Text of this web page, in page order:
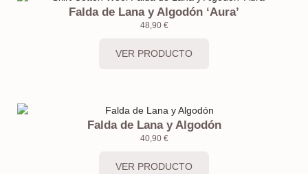
Falda de Lana y Algodón ‘Aura’
48,90 €
VER PRODUCTO
Falda de Lana y Algodón
40,90 €
VER PRODUCTO